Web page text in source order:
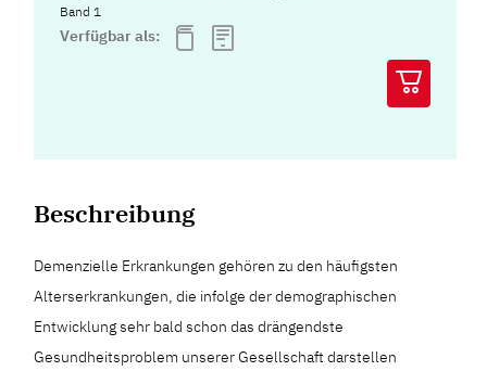
Band 1
Verfügbar als:
Beschreibung
Demenzielle Erkrankungen gehören zu den häufigsten
Alterserkrankungen, die infolge der demographischen
Entwicklung sehr bald schon das drängendste
Gesundheitsproblem unserer Gesellschaft darstellen